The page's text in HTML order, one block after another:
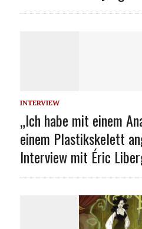
INTERVIEW
„Ich habe mit einem
einem Plastikskelett
Interview mit Éric